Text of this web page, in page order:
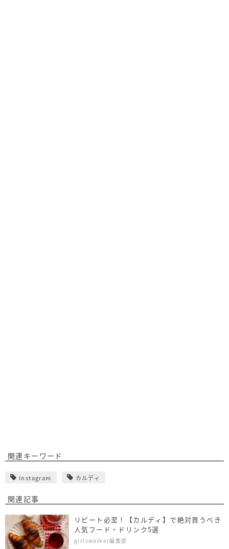
関連キーワード
Instagram カルディ
関連記事
リピート必至！【カルディ】で絶対買うべき
人気フード・ドリンク5選
girlswalker編集部